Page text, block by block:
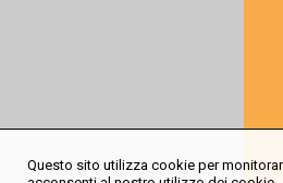
Questo sito utilizza cookie per